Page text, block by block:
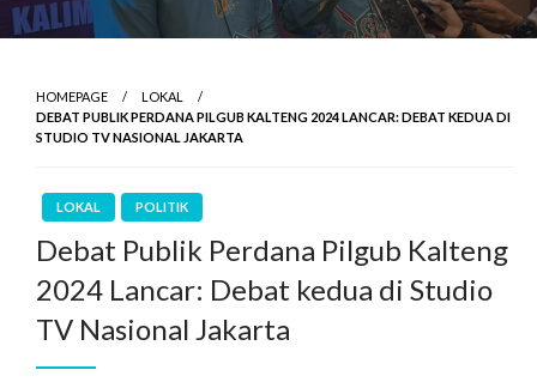
HOMEPAGE
LOKAL
DEBAT PUBLIK PERDANA PILGUB KALTENG 2024 LANCAR: DEBAT KEDUA DI
STUDIO TV NASIONAL JAKARTA
LOKAL POLITIK
Debat Publik Perdana Pilgub Kalteng
2024 Lancar: Debat kedua di Studio
TV Nasional Jakarta